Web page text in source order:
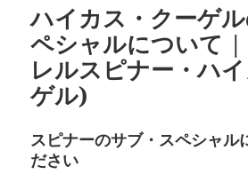
ハイカス・クーゲ
ペシャルについて
レルスピナー・ハ
ゲル)
スピナーのサブ・スペシャル
ださい